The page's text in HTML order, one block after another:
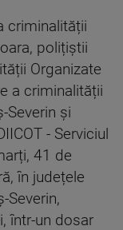
criminalității
polițiștii
Organizate
a criminalității
Severin și
- Serviciul
41 de
în județele
Severin,
într-un dosar